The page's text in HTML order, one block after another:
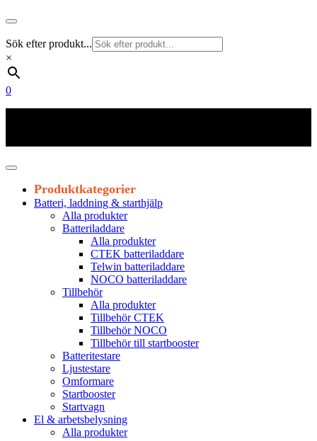
Sök efter produkt...
×
0
Produktkategorier
Batteri, laddning & starthjälp
Alla produkter
Batteriladdare
Alla produkter
CTEK batteriladdare
Telwin batteriladdare
NOCO batteriladdare
Tillbehör
Alla produkter
Tillbehör CTEK
Tillbehör NOCO
Tillbehör till startbooster
Batteritestare
Ljustestare
Omformare
Startbooster
Startvagn
El & arbetsbelysning
Alla produkter